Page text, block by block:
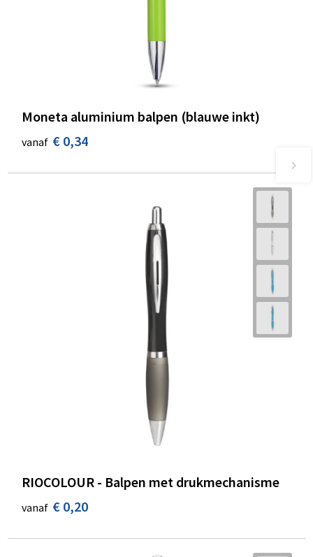
Moneta aluminium balpen (blauwe inkt)
vanaf € 0,34
RIOCOLOUR - Balpen met drukmechanisme
vanaf € 0,20